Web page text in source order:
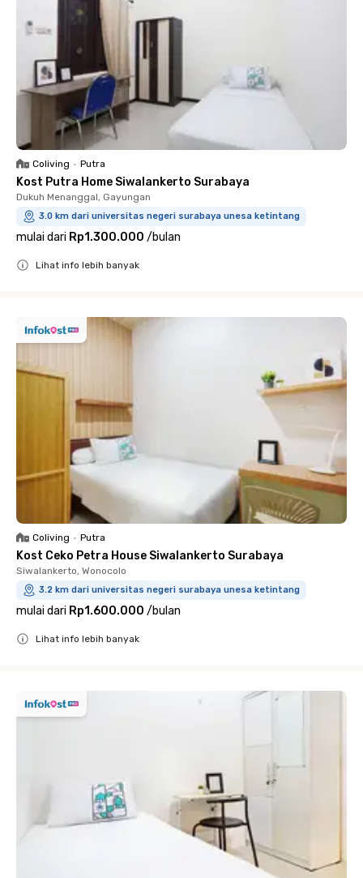
Coliving • Putra
Kost Putra Home Siwalankerto Surabaya
Dukuh Menanggal, Gayungan
3.0 km dari universitas negeri surabaya unesa ketintang
mulai dari Rp1.300.000 /bulan
Lihat info lebih banyak
Coliving • Putra
Kost Ceko Petra House Siwalankerto Surabaya
Siwalankerto, Wonocolo
3.2 km dari universitas negeri surabaya unesa ketintang
mulai dari Rp1.600.000 /bulan
Lihat info lebih banyak